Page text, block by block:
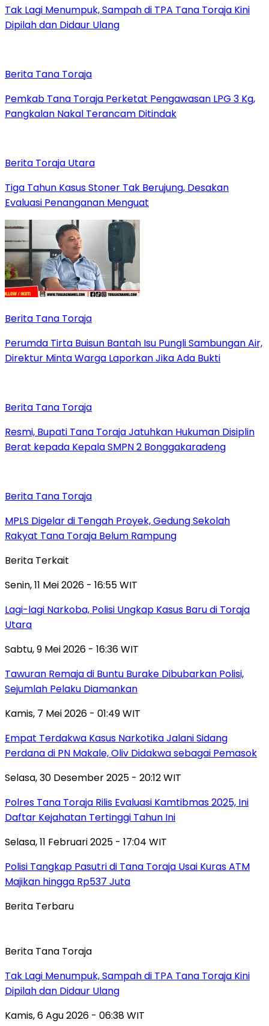
Tak Lagi Menumpuk, Sampah di TPA Tana Toraja Kini
Dipilah dan Didaur Ulang
Berita Tana Toraja
Pemkab Tana Toraja Perketat Pengawasan LPG 3 Kg,
Pangkalan Nakal Terancam Ditindak
Berita Toraja Utara
Tiga Tahun Kasus Stoner Tak Berujung, Desakan
Evaluasi Penanganan Menguat
Berita Tana Toraja
Perumda Tirta Buisun Bantah Isu Pungli Sambungan Air,
Direktur Minta Warga Laporkan Jika Ada Bukti
Berita Tana Toraja
Resmi, Bupati Tana Toraja Jatuhkan Hukuman Disiplin
Berat kepada Kepala SMPN 2 Bonggakaradeng
Berita Tana Toraja
MPLS Digelar di Tengah Proyek, Gedung Sekolah
Rakyat Tana Toraja Belum Rampung
Berita Terkait
Senin, 11 Mei 2026 - 16:55 WIT
Lagi-lagi Narkoba, Polisi Ungkap Kasus Baru di Toraja
Utara
Sabtu, 9 Mei 2026 - 16:36 WIT
Tawuran Remaja di Buntu Burake Dibubarkan Polisi,
Sejumlah Pelaku Diamankan
Kamis, 7 Mei 2026 - 01:49 WIT
Empat Terdakwa Kasus Narkotika Jalani Sidang
Perdana di PN Makale, Oliv Didakwa sebagai Pemasok
Selasa, 30 Desember 2025 - 20:12 WIT
Polres Tana Toraja Rilis Evaluasi Kamtibmas 2025, Ini
Daftar Kejahatan Tertinggi Tahun Ini
Selasa, 11 Februari 2025 - 17:04 WIT
Polisi Tangkap Pasutri di Tana Toraja Usai Kuras ATM
Majikan hingga Rp537 Juta
Berita Terbaru
Berita Tana Toraja
Tak Lagi Menumpuk, Sampah di TPA Tana Toraja Kini
Dipilah dan Didaur Ulang
Kamis, 6 Agu 2026 - 06:38 WIT